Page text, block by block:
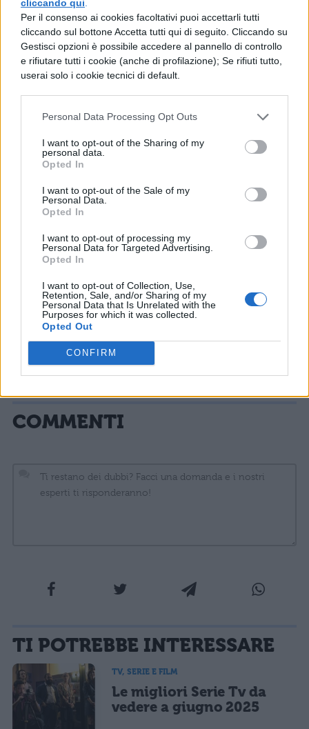
cliccando qui
Per il consenso ai cookies facoltativi puoi accettarli tutti
cliccando sul bottone Accetta tutti qui di seguito. Cliccando su
Gestisci opzioni è possibile accedere al pannello di controllo
e rifiutare tutti i cookie (anche di profilazione); Se rifiuti tutto,
userai solo i cookie tecnici di default.
Personal Data Processing Opt Outs
I want to opt-out of the Sharing of my
personal data.
Opted In
I want to opt-out of the Sale of my
Personal Data.
Opted In
I want to opt-out of processing my
Personal Data for Targeted Advertising.
Opted In
I want to opt-out of Collection, Use,
Retention, Sale, and/or Sharing of my
Personal Data that Is Unrelated with the
Purposes for which it was collected.
Opted Out
CONFIRM
In alternativa è possibile iscriversi anche
contattando il numero telefonico0423 4023
00.
Provini X-Facto 2019: le date
I casting della prossima edizione di X-Factor
sono stati aperti lo scorso 4 Marzo: i
candidati avranno tempo di iscriversi ai
provini fino alla mezzanotte del
30 Aprile
2019. A chiusura delle iscrizioni, lo staff del
effettuare unapreselezionedei candidati
per poi contattare i migliori talenti che
parteciperanno ai provini in presenza della
giuria.
COMMENTI
sarà pubblicata. Dichiari di avere preso visione e di accettare quanto previsto dalla
informativa privacy. Pubblicando questo commento dai il consenso affinché un cookie
salvi i tuoi dati (nome, email) per il prossimo commento.
Ho letto e acconsento l'informativasulla privacy
CONFERMA E PUBBLICA
TI POTREBBE INTERESSARE
TV, SERIE E FILM
Le migliori Serie Tv da
vedere a giugno 2025